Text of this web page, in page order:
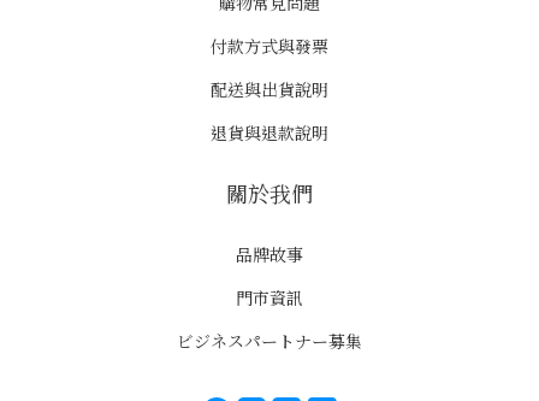
付款方式與發票
配送與出貨說明
退貨與退款說明
關於我們
品牌故事
門市資訊
ビジネスパートナー募集